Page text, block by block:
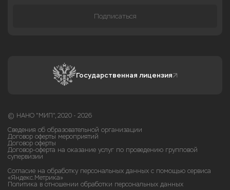
Подписаться
Государственная лицензия
© НАНО "МИП", 2020 - 2026
Сведения об образовательной организации
Договор оферты мероприятий
Договор оферты
Договор-оферта на оказание услуг по проведению групповой
супервизии
Согласие на обработку персональных данных с помощью сервиса
«Яндекс.Метрика»
Политика в отношении обработки персональных данных